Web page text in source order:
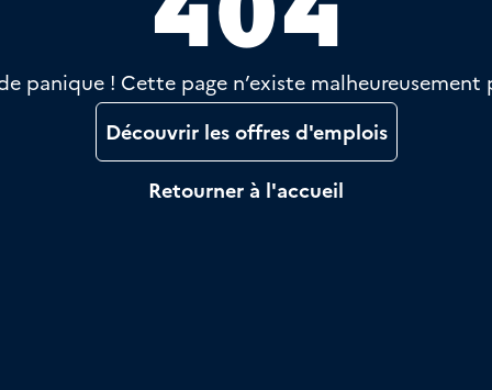
panique ! Cette page n’existe malheureusement
Découvrir les offres d'emplois
Retourner à l'accueil